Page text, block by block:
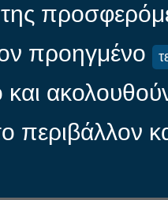
προηγμένο
και
περιβάλλον